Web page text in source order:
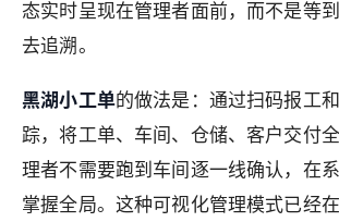
态实时呈现在管理者面前，而不是等
去追溯。
黑湖小工单的做法是：通过扫码报工
踪，将工单、车间、仓储、客户交付
理者不需要跑到车间逐一线确认，在
掌握全局。这种可视化管理模式已经